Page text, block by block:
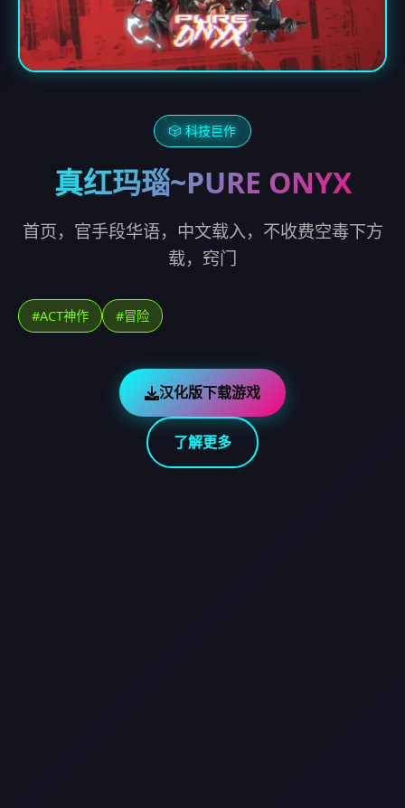
🎲 科技巨作
真红玛瑙~PURE ONYX
首页，官手段华语，中文载入，不收费空毒下方
载，窍门
#ACT神作 #冒险
汉化版下载游戏
了解更多